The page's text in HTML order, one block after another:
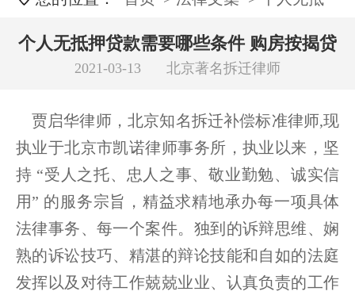
押贷款需要哪些条件 购房按揭贷款流程详细步
个人无抵押贷款需要哪些条件 购房按揭贷
款流程详细步骤是怎么样的
2021-03-13 北京著名拆迁律师
贾启华律师，北京知名拆迁补偿标准律师,现
执业于北京市凯诺律师事务所，执业以来，坚
持 “受人之托、忠人之事、敬业勤勉、诚实信
用” 的服务宗旨，精益求精地承办每一项具体
法律事务、每一个案件。独到的诉辩思维、娴
熟的诉讼技巧、精湛的辩论技能和自如的法庭
发挥以及对待工作兢兢业业、认真负责的工作